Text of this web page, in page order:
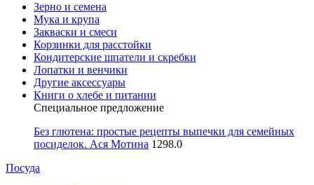
Зерно и семена
Мука и крупа
Закваски и смеси
Корзинки для расстойки
Кондитерские шпатели и скребки
Лопатки и венчики
Другие аксессуары
Книги о хлебе и питании
Специальное предложение
Без глютена: простые рецепты выпечки для семейных
посиделок. Ася Мотина 1298.0
Посуда